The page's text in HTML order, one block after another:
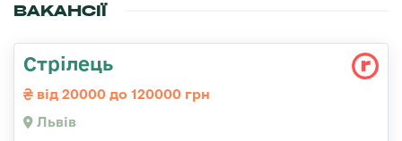
ВАКАНСІЇ
Стрілець
від 20000 до 120000 грн
Львів